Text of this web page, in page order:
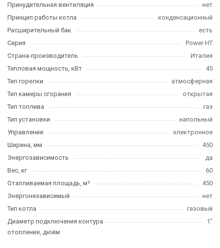
Принудительная вентиляция
нет
Принцип работы котла
конденсационный
Расширительный бак
есть
Серия
Power HT
Страна-производитель
Италия
Тепловая мощность, кВт
45
Тип горелки
атмосферная
Тип камеры сгорания
открытая
Тип топлива
газ
Тип установки
напольный
Управление
электронное
Ширина, мм
450
Энергозависимость
да
Вес, кг
60
Отапливаемая площадь, м²
450
Энергонезависимый
нет
Тип котла
газовый
Диаметр подключения контура
отопления, дюйм
1"